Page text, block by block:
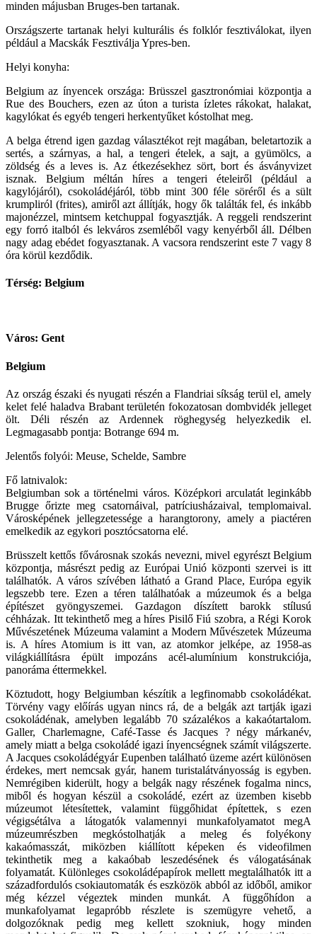
minden májusban Bruges-ben tartanak.
Országszerte tartanak helyi kulturális és folklór fesztiválokat, ilyen
például a Macskák Fesztiválja Ypres-ben.
Helyi konyha:
Belgium az ínyencek országa: Brüsszel gasztronómiai központja a
Rue des Bouchers, ezen az úton a turista ízletes rákokat, halakat,
kagylókat és egyéb tengeri herkentyűket kóstolhat meg.
A belga étrend igen gazdag választékot rejt magában, beletartozik a
sertés, a szárnyas, a hal, a tengeri ételek, a sajt, a gyümölcs, a
zöldség és a leves is. Az étkezésekhez sört, bort és ásványvizet
isznak. Belgium méltán híres a tengeri ételeiről (például a
kagylójáról), csokoládéjáról, több mint 300 féle söréről és a sült
krumpliról (frites), amiről azt állítják, hogy ők találták fel, és inkább
majonézzel, mintsem ketchuppal fogyasztják. A reggeli rendszerint
egy forró italból és lekváros zsemléből vagy kenyérből áll. Délben
nagy adag ebédet fogyasztanak. A vacsora rendszerint este 7 vagy 8
óra körül kezdődik.
Térség: Belgium
Város: Gent
Belgium
Az ország északi és nyugati részén a Flandriai síkság terül el, amely
kelet felé haladva Brabant területén fokozatosan dombvidék jelleget
ölt. Déli részén az Ardennek röghegység helyezkedik el.
Legmagasabb pontja: Botrange 694 m.
Jelentős folyói: Meuse, Schelde, Sambre
Fő latnivalok:
Belgiumban sok a történelmi város. Középkori arculatát leginkább
Brugge őrizte meg csatornáival, patríciusházaival, templomaival.
Városképének jellegzetessége a harangtorony, amely a piactéren
emelkedik az egykori posztócsatorna elé.
Brüsszelt kettős fővárosnak szokás nevezni, mivel egyrészt Belgium
központja, másrészt pedig az Európai Unió központi szervei is itt
találhatók. A város szívében látható a Grand Place, Európa egyik
legszebb tere. Ezen a téren találhatóak a múzeumok és a belga
építészet gyöngyszemei. Gazdagon díszített barokk stílusú
céhházak. Itt tekinthető meg a híres Pisilő Fiú szobra, a Régi Korok
Művészetének Múzeuma valamint a Modern Művészetek Múzeuma
is. A híres Atomium is itt van, az atomkor jelképe, az 1958-as
világkiállításra épült impozáns acél-alumínium konstrukciója,
panoráma éttermekkel.
Köztudott, hogy Belgiumban készítik a legfinomabb csokoládékat.
Törvény vagy előírás ugyan nincs rá, de a belgák azt tartják igazi
csokoládénak, amelyben legalább 70 százalékos a kakaótartalom.
Galler, Charlemagne, Café-Tasse és Jacques ? négy márkanév,
amely miatt a belga csokoládé igazi ínyencségnek számít világszerte.
A Jacques csokoládégyár Eupenben található üzeme azért különösen
érdekes, mert nemcsak gyár, hanem turistalátványosság is egyben.
Nemrégiben kiderült, hogy a belgák nagy részének fogalma nincs,
miből és hogyan készül a csokoládé, ezért az üzemben kisebb
múzeumot létesítettek, valamint függőhidat építettek, s ezen
végigsétálva a látogatók valamennyi munkafolyamatot megA
múzeumrészben megkóstolhatják a meleg és folyékony
kakaómasszát, miközben kiállított képeken és videofilmen
tekinthetik meg a kakaóbab leszedésének és válogatásának
folyamatát. Különleges csokoládépapírok mellett megtalálhatók itt a
századfordulós csokiautomaták és eszközök abból az időből, amikor
még kézzel végeztek minden munkát. A függőhídon a
munkafolyamat legapróbb részlete is szemügyre vehető, a
dolgozóknak pedig meg kellett szokniuk, hogy minden